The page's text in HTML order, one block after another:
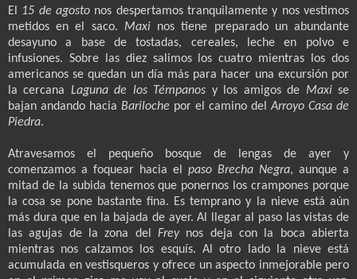
El 15 de agosto nos despertamos tranquilamente y nos vestimos
metidos en el saco. Maxi nos tiene preparado un abundante
desayuno a base de tostadas, cereales, leche en polvo e
infusiones. Sobre las diez salimos los cuatro mientras los dos
americanos se quedan un día más para hacer una excursión por
la cercana Laguna de los Témpanos y los amigos de Maxise
bajan andando hacia Bariloche por el camino delArroyo Casa de
Piedra.
Atravesamos el pequeño bosque de lengas de ayer y
comenzamos a foquear hacia el paso Brecha Negra, aunque a
mitad de la subida tenemos que ponernos los crampones porque
la cosa se pone bastante fina. Es temprano y la nieve está aún
más dura que en la bajada de ayer. Al llegar al paso las vistas de
las agujas de la zona del Frey nos deja con la boca abierta
mientras nos calzamos los esquís. Al otro lado la nieve está
acumulada en vestisqueros y ofrece un aspecto inmejorable pero